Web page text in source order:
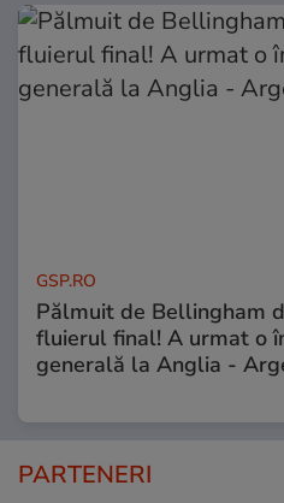
GSP.RO
Pălmuit de Bellingham
fluierul final! A urmat o
generală la Anglia -
PARTENERI